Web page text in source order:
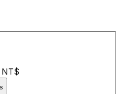
NT$